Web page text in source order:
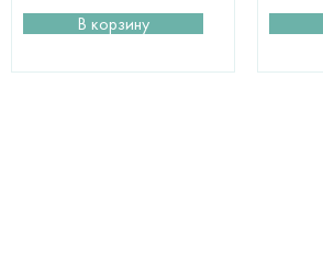
В корзину